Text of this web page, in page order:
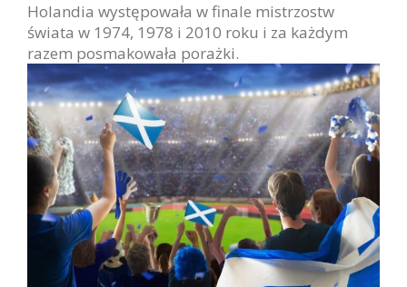
Holandia występowała w finale mistrzostw
świata w 1974, 1978 i 2010 roku i za każdym
razem posmakowała porażki.